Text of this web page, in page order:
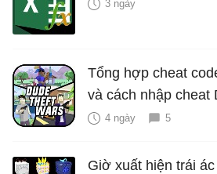
3 ngày
Tổng hợp cheat
và cách nhập cheat
4 ngày 5
Giờ xuất hiện trái